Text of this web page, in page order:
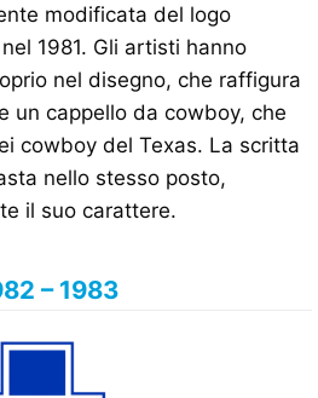
modificata del logo
1981. Gli artisti hanno
nel disegno, che raffigura
un cappello da cowboy, che
cowboy del Texas. La scritta
nello stesso posto,
il suo carattere.
– 1983